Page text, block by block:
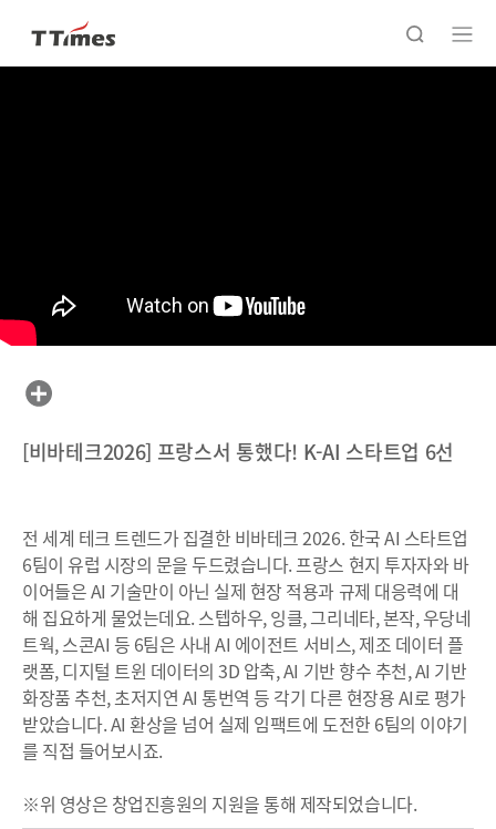
[비바테크2026] 프랑스서 통했다! K-AI 스타트업 6선
전 세계 테크 트렌드가 집결한 비바테크 2026. 한국 AI 스타트업
6팀이 유럽 시장의 문을 두드렸습니다. 프랑스 현지 투자자와 바
이어들은 AI 기술만이 아닌 실제 현장 적용과 규제 대응력에 대
해 집요하게 물었는데요. 스텝하우, 잉클, 그리네타, 본작, 우당네
트웍, 스콘AI 등 6팀은 사내 AI 에이전트 서비스, 제조 데이터 플
랫폼, 디지털 트윈 데이터의 3D 압축, AI 기반 향수 추천, AI 기반
화장품 추천, 초저지연 AI 통번역 등 각기 다른 현장용 AI로 평가
받았습니다. AI 환상을 넘어 실제 임팩트에 도전한 6팀의 이야기
를 직접 들어보시죠.
※위 영상은 창업진흥원의 지원을 통해 제작되었습니다.